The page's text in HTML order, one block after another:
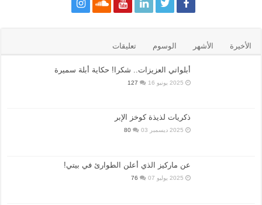
الأخيرة الأشهر الوسوم تعليقات
أبلواتي العزيزات.. شكرا! حكاية أبلة سميرة
2025 يونيو 16 127
ذكريات لذيذة كوخز الإبر
2025 ديسمبر 03 80
عن ماركيز الذي أعلن الطوارئ في بيتي!
2025 يوليو 07 76